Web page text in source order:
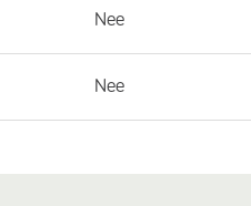
Nee
Nee